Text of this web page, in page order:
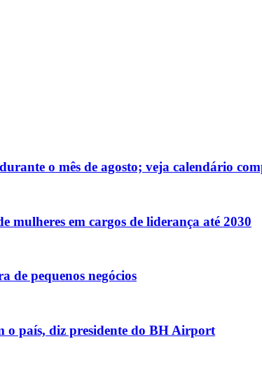
o mês de agosto; veja calendário
em cargos de liderança até 2030
de pequenos negócios
o país, diz presidente do BH Airport